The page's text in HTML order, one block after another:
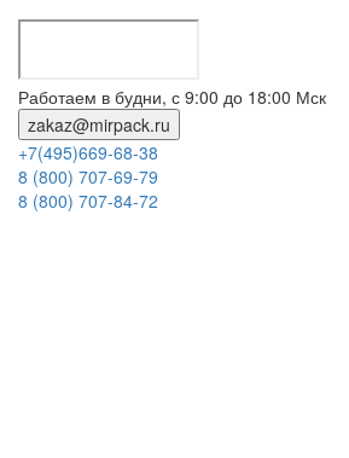
Работаем в будни, с 9:00 до 18:00 Мск
zakaz@mirpack.ru
+7(495)669-68-38
8 (800) 707-69-79
8 (800) 707-84-72